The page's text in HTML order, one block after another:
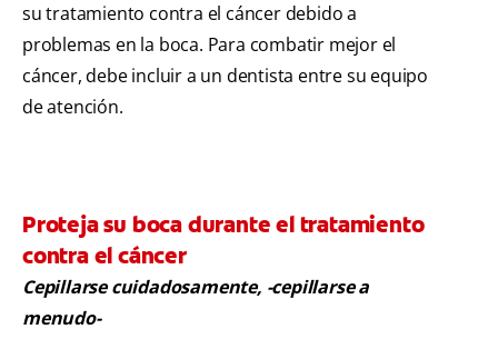
su tratamiento contra el cáncer debido a
problemas en la boca. Para combatir mejor el
cáncer, debe incluir a un dentista entre su equipo
de atención.
Proteja su boca durante el tratamiento
contra el cáncer
Cepillarse cuidadosamente, -cepillarse a
menudo-